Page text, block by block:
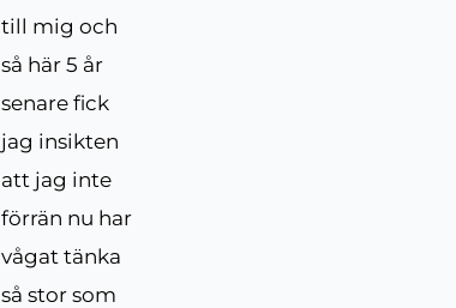
till mig och
så här 5 år
senare fick
jag insikten
att jag inte
förrän nu har
vågat tänka
så stor som